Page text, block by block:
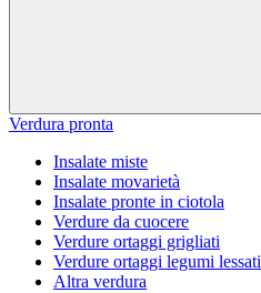
Verdura pronta
Insalate miste
Insalate movarietà
Insalate pronte in ciotola
Verdure da cuocere
Verdure ortaggi grigliati
Verdure ortaggi legumi lessati
Altra verdura